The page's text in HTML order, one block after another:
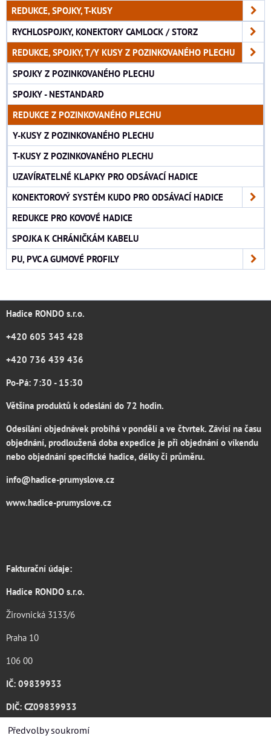
REDUKCE, SPOJKY, T-KUSY
RYCHLOSPOJKY, KONEKTORY CAMLOCK / STORZ
REDUKCE, SPOJKY, T/Y KUSY Z POZINKOVANÉHO PLECHU
SPOJKY Z POZINKOVANÉHO PLECHU
SPOJKY - NESTANDARD
REDUKCE Z POZINKOVANÉHO PLECHU
Y-KUSY Z POZINKOVANÉHO PLECHU
T-KUSY Z POZINKOVANÉHO PLECHU
UZAVÍRATELNÉ KLAPKY PRO ODSÁVACÍ HADICE
KONEKTOROVÝ SYSTÉM KUDO PRO ODSÁVACÍ HADICE
REDUKCE PRO KOVOVÉ HADICE
SPOJKA K CHRÁNIČKÁM KABELU
PU, PVC A GUMOVÉ PROFILY
Hadice RONDO s.r.o.
+420 605 343 428
+420 736 439 436
Po-Pá: 7:30 - 15:30
Většina produktů k odesláni do 72 hodin.
Odesílání objednávek probíhá v pondělí a ve čtvrtek. Závisí na času
objednání, prodloužená doba expedice je při objednání o víkendu
nebo objednání specifické hadice, délky či průměru.
info@hadice-prumyslove.cz
www.hadice-prumyslove.cz
Fakturační údaje:
Hadice RONDO s.r.o.
Žirovnická 3133/6
Praha 10
106 00
IČ: 09839933
DIČ: CZ09839933
Katalog ke stažení .pdf
Předvolby soukromí